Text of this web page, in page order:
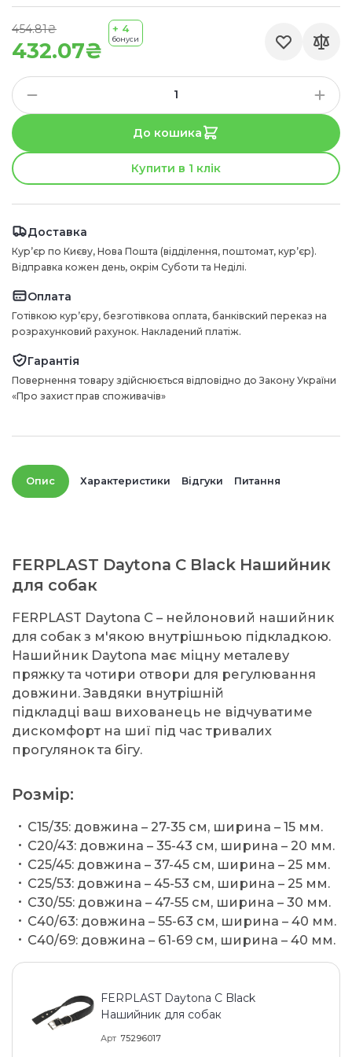
432.07₴
454.81₴ + 4
бонуси
До кошика
Купити в 1 клік
Доставка
Курʼєр по Києву, Нова Пошта (відділення, поштомат, курʼєр).
Відправка кожен день, окрім Суботи та Неділі.
Оплата
Готівкою курʼєру, безготівкова оплата, банківский переказ на
розрахунковий рахунок. Накладений платіж.
Гарантія
Повернення товару здійснюється відповідно до Закону України
«Про захист прав споживачів»
Опис Характеристики Відгуки Питання
FERPLAST Daytona C Black Нашийник
для собак
FERPLAST Daytona C – нейлоновий нашийник
для собак з м'якою внутрішньою підкладкою.
Нашийник Daytona має міцну металеву
пряжку та чотири отвори для регулювання
довжини. Завдяки внутрішній
підкладці ваш вихованець не відчуватиме
дискомфорт на шиї під час тривалих
прогулянок та бігу.
Розмір:
C15/35: довжина – 27-35 см, ширина – 15 мм.
C20/43: довжина – 35-43 см, ширина – 20 мм.
C25/45: довжина – 37-45 см, ширина – 25 мм.
C25/53: довжина – 45-53 см, ширина – 25 мм.
C30/55: довжина – 47-55 см, ширина – 30 мм.
C40/63: довжина – 55-63 см, ширина – 40 мм.
C40/69: довжина – 61-69 см, ширина – 40 мм.
FERPLAST Daytona C Black
Нашийник для собак
Арт 75296017